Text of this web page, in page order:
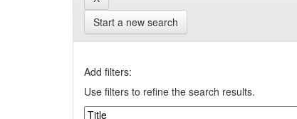
Start a new search
Add filters:
Use filters to refine the search results.